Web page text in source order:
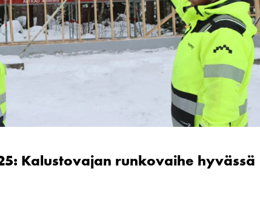
Kalustovajan runkovaihe hyvässä